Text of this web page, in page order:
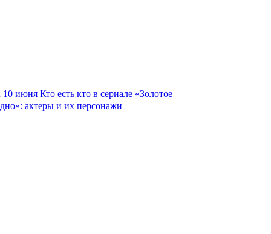
10 июня Кто есть кто в сериале «Золотое
дно»: актеры и их персонажи